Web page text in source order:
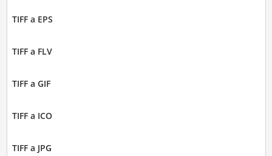
TIFF a EPS
TIFF a FLV
TIFF a GIF
TIFF a ICO
TIFF a JPG